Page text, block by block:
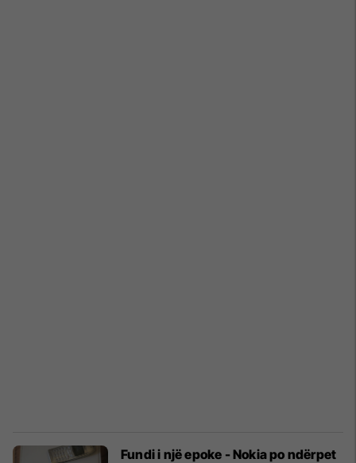
Fundi i një epoke - Nokia po ndërpet